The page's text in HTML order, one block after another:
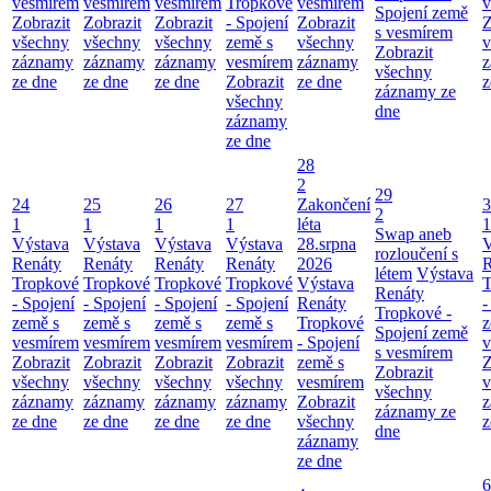
Zobrazit
všechny
záznamy
ze dne
Zobrazit
všechny
záznamy
ze dne
Zobrazit
všechny
záznamy
ze dne
- Spojení
země s
vesmírem
Zobrazit
všechny
záznamy
ze dne
Zobrazit
všechny
záznamy
ze dne
Spojení země
s vesmírem
Zobrazit
všechny
záznamy ze
dne
24
1
Výstava
Renáty
Tropkové
- Spojení
země s
vesmírem
Zobrazit
všechny
záznamy
ze dne
25
1
Výstava
Renáty
Tropkové
- Spojení
země s
vesmírem
Zobrazit
všechny
záznamy
ze dne
26
1
Výstava
Renáty
Tropkové
- Spojení
země s
vesmírem
Zobrazit
všechny
záznamy
ze dne
27
1
Výstava
Renáty
Tropkové
- Spojení
země s
vesmírem
Zobrazit
všechny
záznamy
ze dne
28
2
Zakončení
léta
28.srpna
2026
Výstava
Renáty
Tropkové
- Spojení
země s
vesmírem
Zobrazit
všechny
záznamy
ze dne
29
2
Swap aneb
rozloučení s
létem Výstava
Renáty
Tropkové -
Spojení země
s vesmírem
Zobrazit
všechny
záznamy ze
dne
1
-
6